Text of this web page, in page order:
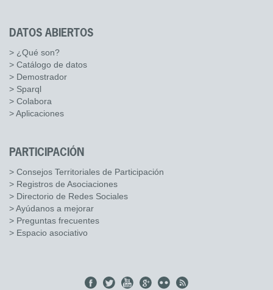
DATOS ABIERTOS
> ¿Qué son?
> Catálogo de datos
> Demostrador
> Sparql
> Colabora
> Aplicaciones
PARTICIPACIÓN
> Consejos Territoriales de Participación
> Registros de Asociaciones
> Directorio de Redes Sociales
> Ayúdanos a mejorar
> Preguntas frecuentes
> Espacio asociativo